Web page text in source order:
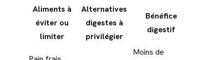
Aliments à
éviter ou
limiter
Alternatives
digestes à
privilégier
Bénéfice
digestif
Moins de